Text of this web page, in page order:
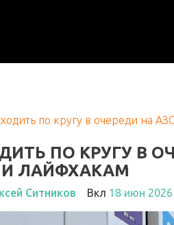
по кругу в очереди на
ПО КРУГУ В
ЛАЙФХАКАМ
Ситников Вкл 18 июн 2026